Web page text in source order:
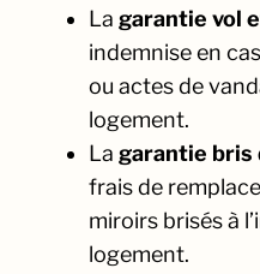
La garantie vol
indemnise en
ou actes de
logement.
La garantie bris
frais de
miroirs brisés à
logement.